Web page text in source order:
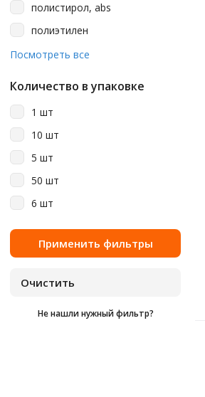
полистирол, abs
полиэтилен
спанлейс
Посмотреть все
Количество в упаковке
1 шт
10 шт
5 шт
50 шт
6 шт
Не нашли нужный фильтр?